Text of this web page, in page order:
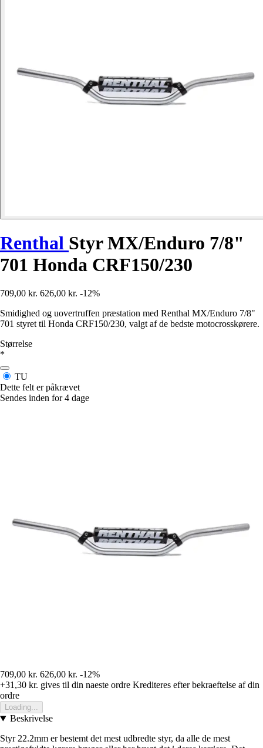
Renthal Styr MX/Enduro 7/8"
701 Honda CRF150/230
709,00 kr. 626,00 kr. -12%
Smidighed og uovertruffen præstation med Renthal MX/Enduro 7/8"
701 styret til Honda CRF150/230, valgt af de bedste motocrosskørere.
Størrelse
*
TU
Dette felt er påkrævet
Sendes inden for 4 dage
709,00 kr. 626,00 kr. -12%
+31,30 kr. gives til din naeste ordre Krediteres efter bekraeftelse af din
ordre
Loading...
Beskrivelse
Styr 22.2mm er bestemt det mest udbredte styr, da alle de mest